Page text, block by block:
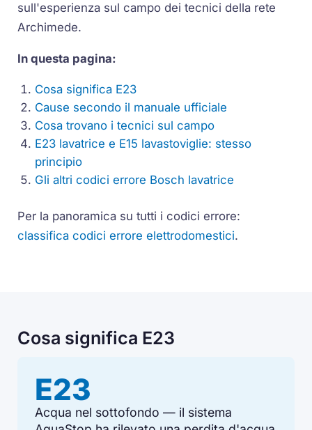
sull'esperienza sul campo dei tecnici della rete
Archimede.
In questa pagina:
Cosa significa E23
Cause secondo il manuale ufficiale
Cosa trovano i tecnici sul campo
E23 lavatrice e E15 lavastoviglie: stesso
principio
Gli altri codici errore Bosch lavatrice
Per la panoramica su tutti i codici errore:
classifica codici errore elettrodomestici.
Cosa significa E23
E23
Acqua nel sottofondo — il sistema